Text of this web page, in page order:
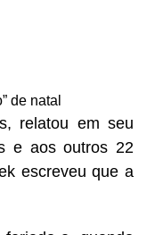
de natal
relatou em seu
e aos outros 22
escreveu que a